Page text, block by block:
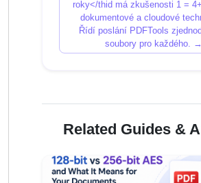
roky</thid má zkušenosti 1 =
dokumentové a cloudové
Řídí poslání PDFTools
soubory pro každého. →
Related Guides &